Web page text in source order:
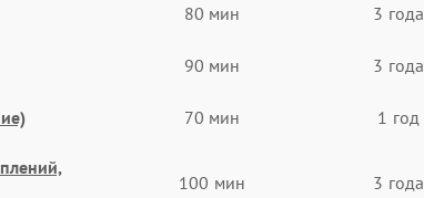
80 мин 3 года
90 мин 3 года
70 мин 1 год
100 мин 3 года